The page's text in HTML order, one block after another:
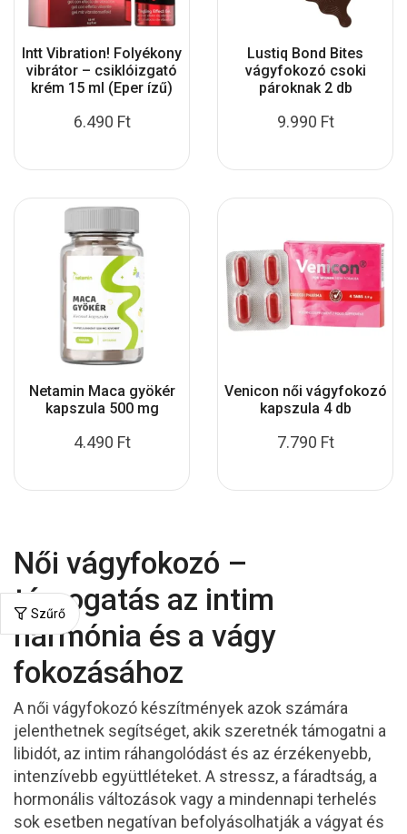
Szűrő
Intt Vibration! Folyékony
vibrátor – csiklóizgató
krém 15 ml (Eper ízű)
6.490 Ft
Lustiq Bond Bites
vágyfokozó csoki
pároknak 2 db
9.990 Ft
Netamin Maca gyökér
kapszula 500 mg
4.490 Ft
Venicon női vágyfokozó
kapszula 4 db
7.790 Ft
Női vágyfokozó –
támogatás az intim
harmónia és a vágy
fokozásához
A női vágyfokozó készítmények azok számára
jelenthetnek segítséget, akik szeretnék támogatni a
libidót, az intim ráhangolódást és az érzékenyebb,
intenzívebb együttléteket. A stressz, a fáradtság, a
hormonális változások vagy a mindennapi terhelés
sok esetben negatívan befolyásolhatják a vágyat és